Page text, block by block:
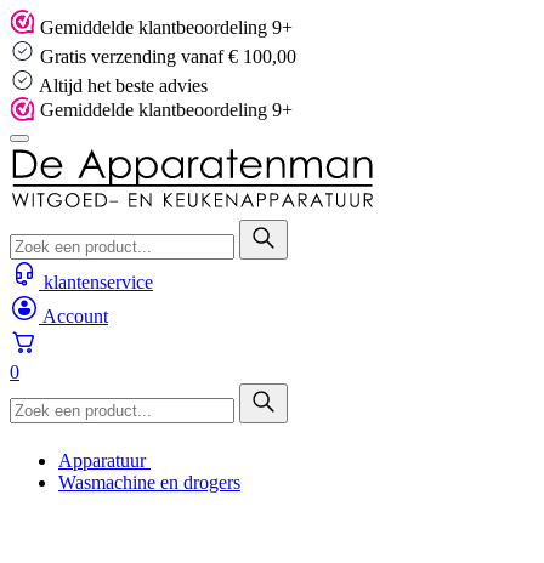
Skip
to
content
Gemiddelde klantbeoordeling 9+
Gratis verzending vanaf € 100,00
Altijd het beste advies
Gemiddelde klantbeoordeling 9+
klantenservice
Account
0
Apparatuur
Wasmachine en drogers